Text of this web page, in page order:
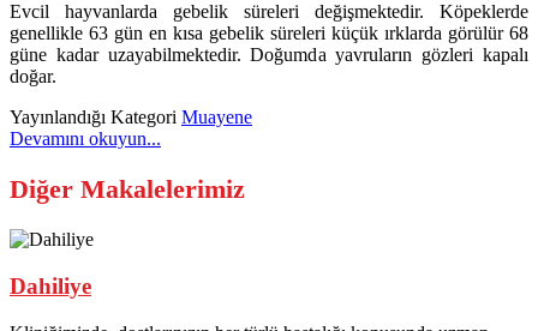
Evcil hayvanlarda gebelik süreleri değişmektedir. Köpeklerde
genellikle 63 gün en kısa gebelik süreleri küçük ırklarda görülür 68
güne kadar uzayabilmektedir. Doğumda yavruların gözleri kapalı
doğar.
Yayınlandığı Kategori Muayene
Devamını okuyun...
Diğer Makalelerimiz
Dahiliye